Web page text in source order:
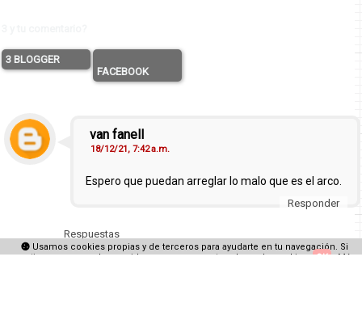
3 BLOGGER
FACEBOOK
van fanell
18/12/21, 7:42 a.m.
Espero que puedan arreglar lo malo que es el arco.
Responder
Respuestas
Usamos cookies propias y de terceros para ayudarte en tu navegación. Si
continuas navegando consideramos que aceptas el uso de cookies. OK
Más